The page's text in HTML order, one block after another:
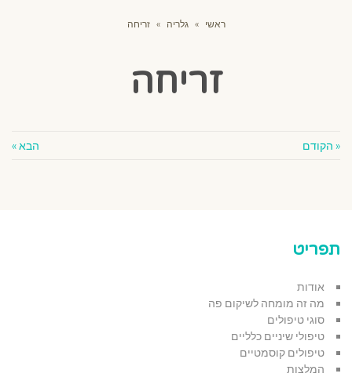
ראשי » גלריה » זריחה
זריחה
« הקודם הבא »
תפריט
אודות
מה זה מומחה לשיקום פה
סוגי טיפולים
טיפולי שיניים כלליים
טיפולים קוסמטיים
המלצות